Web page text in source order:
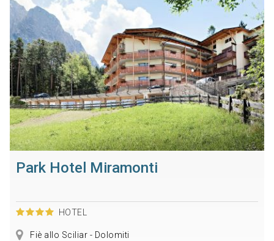
Park Hotel Miramonti
HOTEL
Fiè allo Sciliar - Dolomiti